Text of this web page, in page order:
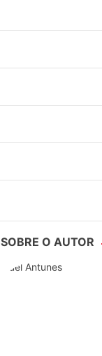
SOBRE O AUTOR